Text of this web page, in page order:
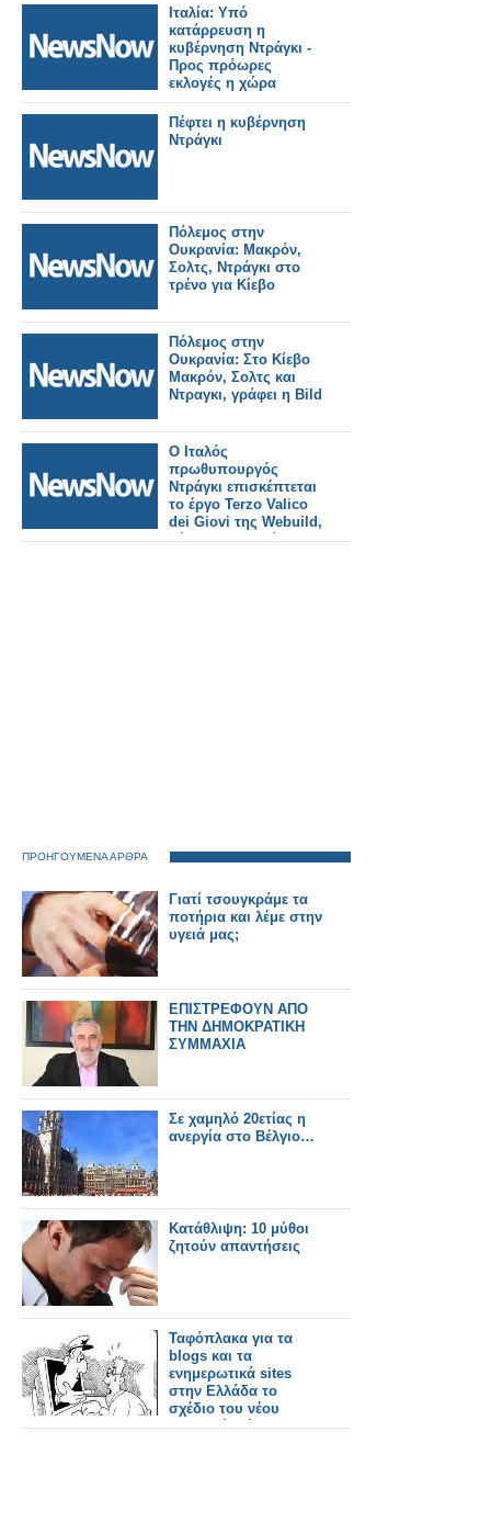
Ιταλία: Υπό
κατάρρευση η
κυβέρνηση Ντράγκι -
Προς πρόωρες
εκλογές η χώρα
Πέφτει η κυβέρνηση
Ντράγκι
Πόλεμος στην
Ουκρανία: Μακρόν,
Σολτς, Ντράγκι στο
τρένο για Κίεβο
Πόλεμος στην
Ουκρανία: Στο Κίεβο
Μακρόν, Σολτς και
Ντραγκι, γράφει η Bild
Ο Ιταλός
πρωθυπουργός
Ντράγκι επισκέπτεται
το έργο Terzo Valico
dei Giovi της Webuild,
μέρος του δικτύου
ΠΡΟΗΓΟΥΜΕΝΑ ΑΡΘΡΑ
Γιατί τσουγκράμε τα
ποτήρια και λέμε στην
υγειά μας;
ΕΠΙΣΤΡΕΦΟΥΝ ΑΠΟ
ΤΗΝ ΔΗΜΟΚΡΑΤΙΚΗ
ΣΥΜΜΑΧΙΑ
Σε χαμηλό 20ετίας η
ανεργία στο Βέλγιο…
Κατάθλιψη: 10 μύθοι
ζητούν απαντήσεις
Ταφόπλακα για τα
blogs και τα
ενημερωτικά sites
στην Ελλάδα το
σχέδιο του νέου
Ποινικού Κώδικα!